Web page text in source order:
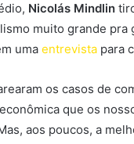
Nicolás Mindlin
muito grande
uma entrevista para
os casos de
que os
aos poucos, a